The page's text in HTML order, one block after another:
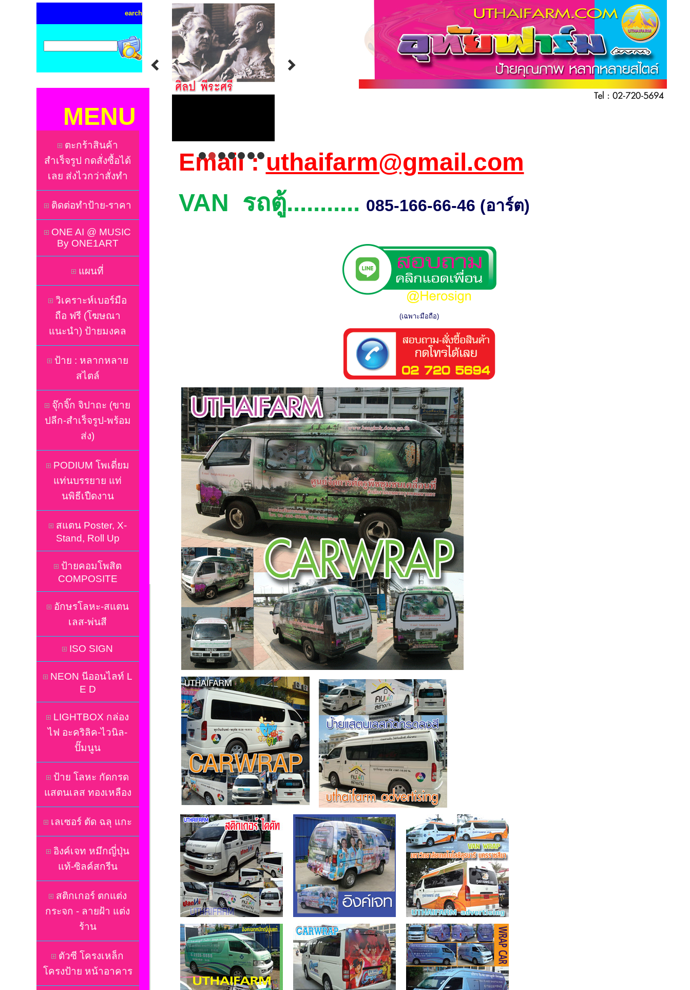
earch
MENU
ตะกร้าสินค้า
สำเร็จรูป กดสั่งซื้อได้
เลย ส่งไวกว่าสั่งทำ
ติดต่อทำป้าย-ราคา
ONE AI @ MUSIC
By ONE1ART
แผนที่
วิเคราะห์เบอร์มือ
ถือ ฟรี (โฆษณา
แนะนำ) ป้ายมงคล
ป้าย : หลากหลาย
สไตล์
จุ๊กจิ๊ก จิปาถะ (ขาย
ปลีก-สำเร็จรูป-พร้อม
ส่ง)
PODIUM โพเดี่ยม
แท่นบรรยาย แท่
นพิธีเปืดงาน
สแตน Poster, X-
Stand, Roll Up
ป้ายคอมโพสิต
COMPOSITE
อักษรโลหะ-สแตน
เลส-พ่นสี
ISO SIGN
NEON นีออนไลท์ L
E D
LIGHTBOX กล่อง
ไฟ อะคริลิค-ไวนิล-
ปั๊มนูน
ป้าย โลหะ กัดกรด
แสตนเลส ทองเหลือง
เลเซอร์ ตัด ฉลุ แกะ
อิงค์เจท หมึกญี่ปุ่น
แท้-ซิลค์สกรีน
สติกเกอร์ ตกแต่ง
กระจก - ลายฝ้า แต่ง
ร้าน
ตัวซี โครงเหล็ก
โครงป้าย หน้าอาคาร
Email :uthaifarm@gmail.com
VAN รถตู้........... 085-166-66-46 (อาร์ต)
(เฉพาะมือถือ)